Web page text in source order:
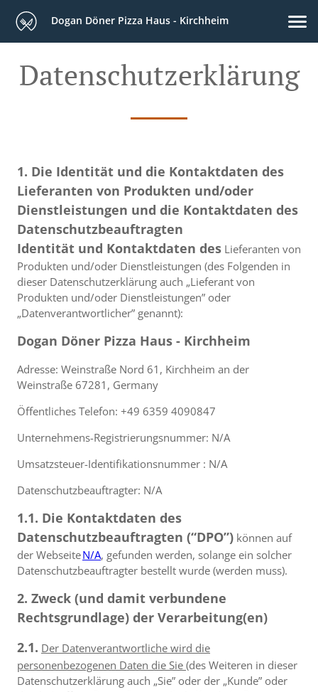
Dogan Döner Pizza Haus - Kirchheim
Datenschutzerklärung
1. Die Identität und die Kontaktdaten des
Lieferanten von Produkten und/oder
Dienstleistungen und die Kontaktdaten des
Datenschutzbeauftragten
Identität und Kontaktdaten des Lieferanten von
Produkten und/oder Dienstleistungen (des Folgenden in
dieser Datenschutzerklärung auch „Lieferant von
Produkten und/oder Dienstleistungen” oder
„Datenverantwortlicher” genannt):
Dogan Döner Pizza Haus - Kirchheim
Adresse: Weinstraße Nord 61, Kirchheim an der
Weinstraße 67281, Germany
Öffentliches Telefon: +49 6359 4090847
Unternehmens-Registrierungsnummer: N/A
Umsatzsteuer-Identifikationsnummer : N/A
Datenschutzbeauftragter: N/A
1.1. Die Kontaktdaten des
Datenschutzbeauftragten (“DPO”) können auf
der WebseiteN/A, gefunden werden, solange ein solcher
Datenschutzbeauftragter bestellt wurde (werden muss).
2. Zweck (und damit verbundene
Rechtsgrundlage) der Verarbeitung(en)
2.1. Der Datenverantwortliche wird die
personenbezogenen Daten die Sie (des Weiteren in dieser
Datenschutzerklärung auch „Sie” oder der „Kunde” oder